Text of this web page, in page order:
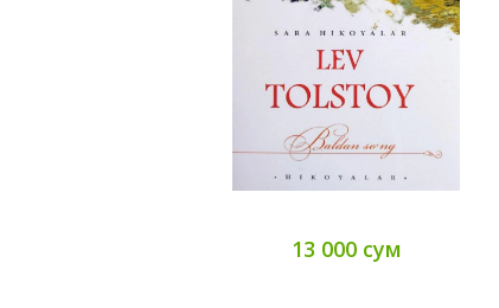
13 000 сум